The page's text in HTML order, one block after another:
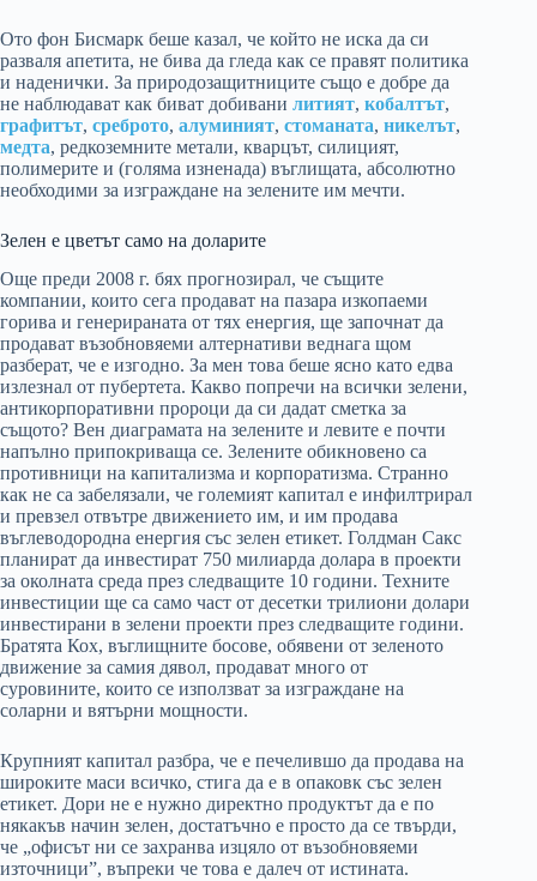
Ото фон Бисмарк беше казал, че който не иска да си
разваля апетита, не бива да гледа как се правят политика
и наденички. За природозащитниците също е добре да
не наблюдават как биват добивани литият, кобалтът,
графитът, среброто, алуминият, стоманата, никелът,
медта, редкоземните метали, кварцът, силицият,
полимерите и (голяма изненада) въглищата, абсолютно
необходими за изграждане на зелените им мечти.
Зелен е цветът само на доларите
Още преди 2008 г. бях прогнозирал, че същите
компании, които сега продават на пазара изкопаеми
горива и генерираната от тях енергия, ще започнат да
продават възобновяеми алтернативи веднага щом
разберат, че е изгодно. За мен това беше ясно като едва
излезнал от пубертета. Какво попречи на всички зелени,
антикорпоративни пророци да си дадат сметка за
същото? Вен диаграмата на зелените и левите е почти
напълно припокриваща се. Зелените обикновено са
противници на капитализма и корпоратизма. Странно
как не са забелязали, че големият капитал е инфилтрирал
и превзел отвътре движението им, и им продава
въглеводородна енергия със зелен етикет. Голдман Сакс
планират да инвестират 750 милиарда долара в проекти
за околната среда през следващите 10 години. Техните
инвестиции ще са само част от десетки трилиони долари
инвестирани в зелени проекти през следващите години.
Братята Кох, въглищните босове, обявени от зеленото
движение за самия дявол, продават много от
суровините, които се използват за изграждане на
соларни и вятърни мощности.
Крупният капитал разбра, че е печелившо да продава на
широките маси всичко, стига да е в опаковк със зелен
етикет. Дори не е нужно директно продуктът да е по
някакъв начин зелен, достатъчно е просто да се твърди,
че „офисът ни се захранва изцяло от възобновяеми
източници”, въпреки че това е далеч от истината.